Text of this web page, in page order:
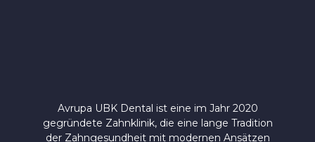
Avrupa UBK Dental ist eine im Jahr 2020
gegründete Zahnklinik, die eine lange Tradition
der Zahngesundheit mit modernen Ansätzen